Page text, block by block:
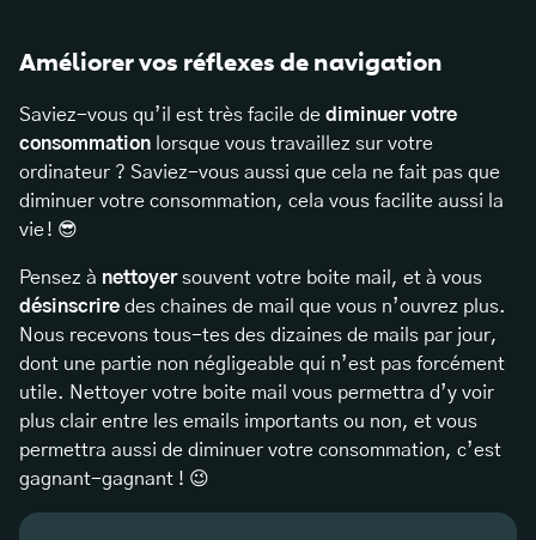
Améliorer vos réflexes de navigation
Saviez-vous qu’il est très facile de diminuer votre
consommation lorsque vous travaillez sur votre
ordinateur ? Saviez-vous aussi que cela ne fait pas que
diminuer votre consommation, cela vous facilite aussi la
vie ! 😎
Pensez à nettoyersouvent votre boite mail, et à vous
désinscrire des chaines de mail que vous n’ouvrez plus.
Nous recevons tous-tes des dizaines de mails par jour,
dont une partie non négligeable qui n’est pas forcément
utile. Nettoyer votre boite mail vous permettra d’y voir
plus clair entre les emails importants ou non, et vous
permettra aussi de diminuer votre consommation, c’est
gagnant-gagnant ! 😉